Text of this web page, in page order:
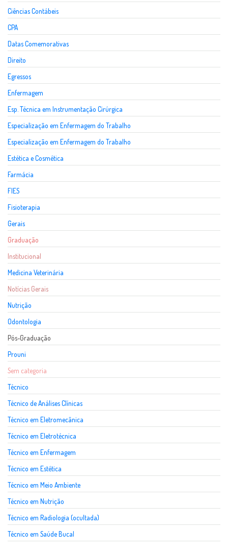
Ciências Contábeis
CPA
Datas Comemorativas
Direito
Egressos
Enfermagem
Esp. Técnica em Instrumentação Cirúrgica
Especialização em Enfermagem do Trabalho
Especialização em Enfermagem do Trabalho
Estética e Cosmética
Farmácia
FIES
Fisioterapia
Gerais
Graduação
Institucional
Medicina Veterinária
Notícias Gerais
Nutrição
Odontologia
Pós-Graduação
Prouni
Sem categoria
Técnico
Técnico de Análises Clínicas
Técnico em Eletromecânica
Técnico em Eletrotécnica
Técnico em Enfermagem
Técnico em Estética
Técnico em Meio Ambiente
Técnico em Nutrição
Técnico em Radiologia (ocultada)
Técnico em Saúde Bucal